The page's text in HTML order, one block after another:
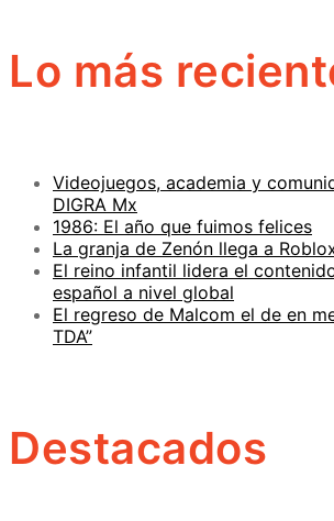
Lo más
Videojuegos, academia y
DIGRA Mx
1986: El año que fuimos felices
La granja de Zenón llega a
El reino infantil lidera el
español a nivel global
El regreso de Malcom el de en
TDA”
Destacados